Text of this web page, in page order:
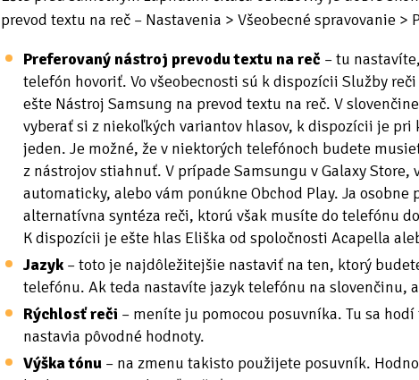
prevod textu na reč – Nastavenia > Všeobecné spravovanie >
Preferovaný nástroj prevodu textu na reč – tu
telefón hovoriť. Vo všeobecnosti sú k dispozícii Služby
ešte Nástroj Samsung na prevod textu na reč. V
vyberať si z niekoľkých variantov hlasov, k dispozícii je
jeden. Je možné, že v niektorých telefónoch budete
z nástrojov stiahnuť. V prípade Samsungu v Galaxy Store,
automaticky, alebo vám ponúkne Obchod Play. Ja osobne
alternatívna syntéza reči, ktorú však musíte do telefónu
K dispozícii je ešte hlas Eliška od spoločnosti Acapella
Jazyk – toto je najdôležitejšie nastaviť na ten, ktorý
telefónu. Ak teda nastavíte jazyk telefónu na slovenčinu,
Rýchlosť reči – meníte ju pomocou posuvníka. Tu sa
nastavia pôvodné hodnoty.
Výška tónu – na zmenu takisto použijete posuvník.